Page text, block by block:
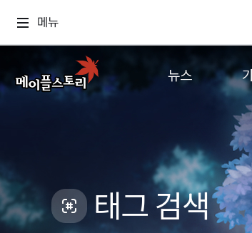
메뉴
뉴스
업데이트
이벤트
캐시샵 공지
메이플 알림판
with maple
확률
태그 검색